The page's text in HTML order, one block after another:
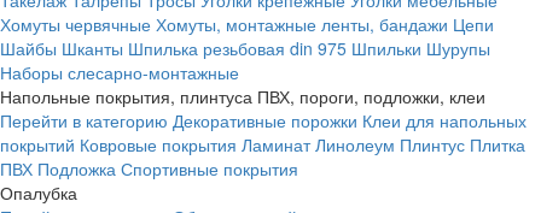
Хомуты червячные Хомуты, монтажные ленты, бандажи Цепи
Шайбы Шканты Шпилька резьбовая din 975 Шпильки Шурупы
Наборы слесарно-монтажные
Напольные покрытия, плинтуса ПВХ, пороги, подложки, клеи
Перейти в категорию Декоративные порожки Клеи для напольных
покрытий Ковровые покрытия Ламинат Линолеум Плинтус Плитка
ПВХ Подложка Спортивные покрытия
Опалубка